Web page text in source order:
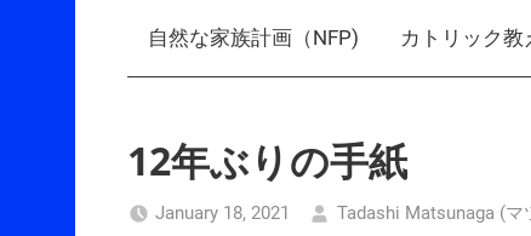
自然な家族計画（NFP) カトリック教
12年ぶりの手紙
January 18, 2021 Tadashi Matsunaga (